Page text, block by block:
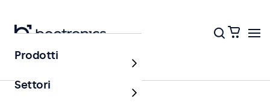
Monitor
Prodotti
Settori